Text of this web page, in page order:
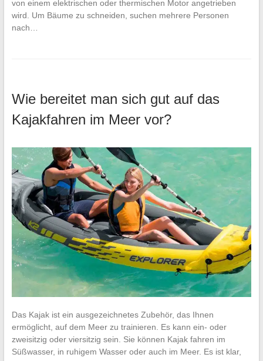
von einem elektrischen oder thermischen Motor angetrieben
wird. Um Bäume zu schneiden, suchen mehrere Personen
nach…
Wie bereitet man sich gut auf das
Kajakfahren im Meer vor?
Das Kajak ist ein ausgezeichnetes Zubehör, das Ihnen
ermöglicht, auf dem Meer zu trainieren. Es kann ein- oder
zweisitzig oder viersitzig sein. Sie können Kajak fahren im
Süßwasser, in ruhigem Wasser oder auch im Meer. Es ist klar,